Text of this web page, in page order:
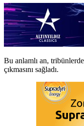
Bu anlamlı an,
çıkmasını sağladı.